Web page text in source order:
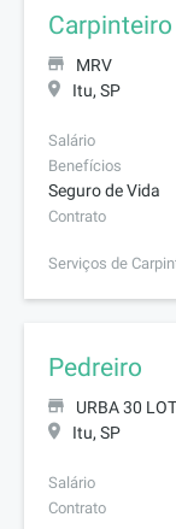
MRV
Itu, SP
Salário
Benefícios
Seguro de Vida
Contrato
Serviços de
Pedreiro
URBA 30
Itu, SP
Salário
Contrato